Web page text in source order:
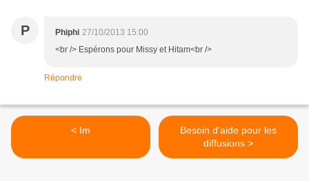
P Phiphi 27/10/2013 15:00
<br /> Espérons pour Missy et Hitam<br />
Répondre
< Im
Besoin d'aide pour les
diffusions >